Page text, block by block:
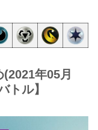
年05月
トル】